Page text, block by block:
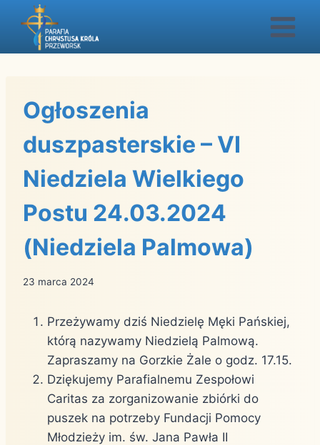
Przejdź
Ogłoszenia
duszpasterskie – VI
Niedziela Wielkiego
Postu 24.03.2024
(Niedziela Palmowa)
23 marca 2024
Przeżywamy dziś Niedzielę Męki Pańskiej,
którą nazywamy Niedzielą Palmową.
Zapraszamy na Gorzkie Żale o godz. 17.15.
Dziękujemy Parafialnemu Zespołowi
Caritas za zorganizowanie zbiórki do
puszek na potrzeby Fundacji Pomocy
Młodzieży im. św. Jana Pawła II